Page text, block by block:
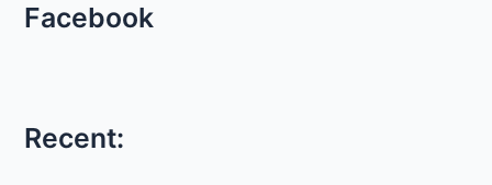
Facebook
Recent: